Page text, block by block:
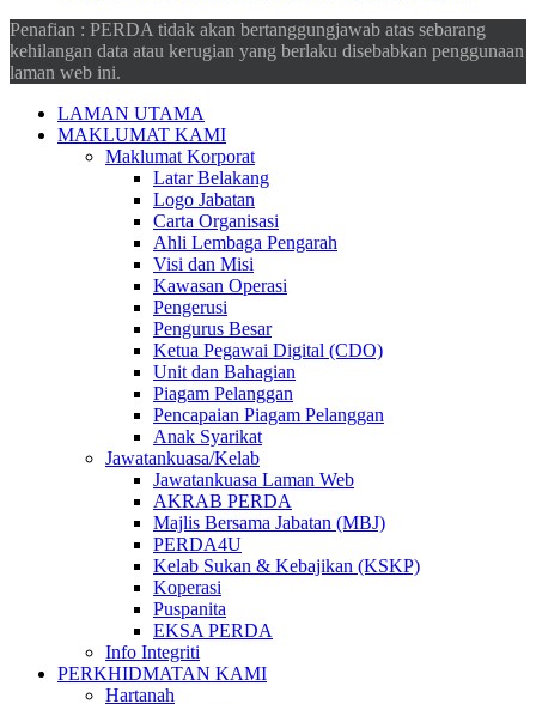
Penafian : PERDA tidak akan bertanggungjawab atas sebarang
kehilangan data atau kerugian yang berlaku disebabkan penggunaan
laman web ini.
LAMAN UTAMA
MAKLUMAT KAMI
Maklumat Korporat
Latar Belakang
Logo Jabatan
Carta Organisasi
Ahli Lembaga Pengarah
Visi dan Misi
Kawasan Operasi
Pengerusi
Pengurus Besar
Ketua Pegawai Digital (CDO)
Unit dan Bahagian
Piagam Pelanggan
Pencapaian Piagam Pelanggan
Anak Syarikat
Jawatankuasa/Kelab
Jawatankuasa Laman Web
AKRAB PERDA
Majlis Bersama Jabatan (MBJ)
PERDA4U
Kelab Sukan & Kebajikan (KSKP)
Koperasi
Puspanita
EKSA PERDA
Info Integriti
PERKHIDMATAN KAMI
Hartanah